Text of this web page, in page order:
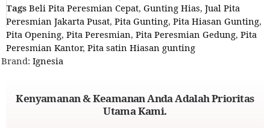
Tags Beli Pita Peresmian Cepat, Gunting Hias, Jual Pita
Peresmian Jakarta Pusat, Pita Gunting, Pita Hiasan Gunting,
Pita Opening, Pita Peresmian, Pita Peresmian Gedung, Pita
Peresmian Kantor, Pita satin Hiasan gunting
Brand: Ignesia
Kenyamanan & Keamanan Anda Adalah Prioritas
Utama Kami.